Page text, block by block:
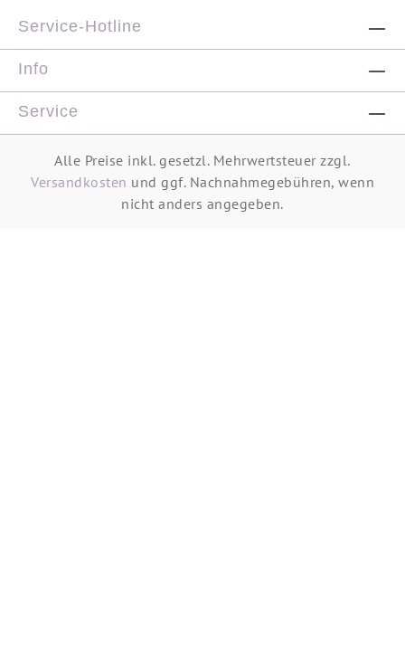
Service-Hotline
Info
Service
Alle Preise inkl. gesetzl. Mehrwertsteuer zzgl.
Versandkosten und ggf. Nachnahmegebühren, wenn
nicht anders angegeben.